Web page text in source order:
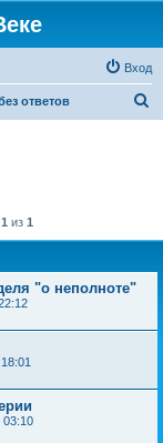
Вход
ответов
1 из 1
"о неполноте"